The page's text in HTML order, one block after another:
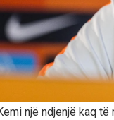
një ndjenjë kaq